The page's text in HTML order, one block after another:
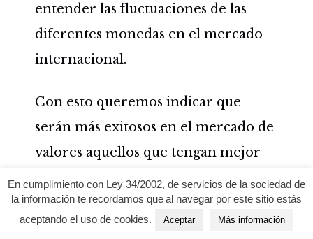
entender las fluctuaciones de las
diferentes monedas en el mercado
internacional.
Con esto queremos indicar que
serán más exitosos en el mercado de
valores aquellos que tengan mejor
información sobre las actividades
financieras. La fluctuación general
de divisas se produce sobre la base
En cumplimiento con Ley 34/2002, de servicios de la sociedad de
la información te recordamos que al navegar por este sitio estás
aceptando el uso de cookies.
Aceptar Más información